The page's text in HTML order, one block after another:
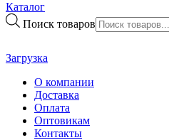
Каталог
Поиск товаров
Загрузка
О компании
Доставка
Оплата
Оптовикам
Контакты